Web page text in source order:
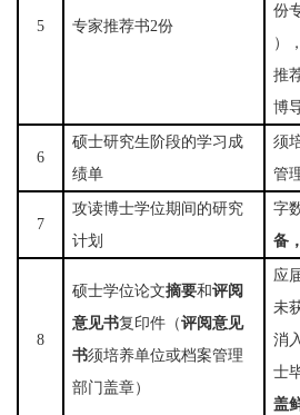
5 专家推荐书2份
份
）
推
博
6
硕士研究生阶段的学习成
绩单
须
管
7
攻读博士学位期间的研究
计划
字
备
8
硕士学位论文摘要和评阅
意见书复印件（评阅意见
书须培养单位或档案管理
部门盖章）
应
未
消
士
盖